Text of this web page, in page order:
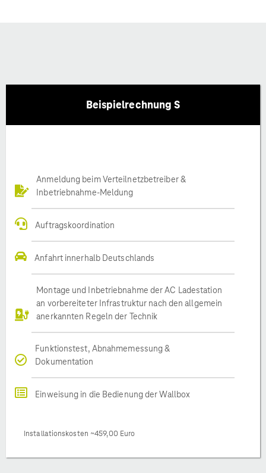
Beispielrechnung S
Anmeldung beim Verteilnetzbetreiber &
Inbetriebnahme-Meldung
Auftragskoordination
Anfahrt innerhalb Deutschlands
Montage und Inbetriebnahme der AC Ladestation
an vorbereiteter Infrastruktur nach den allgemein
anerkannten Regeln der Technik
Funktionstest, Abnahmemessung &
Dokumentation
Einweisung in die Bedienung der Wallbox
Installationskosten ~459,00 Euro